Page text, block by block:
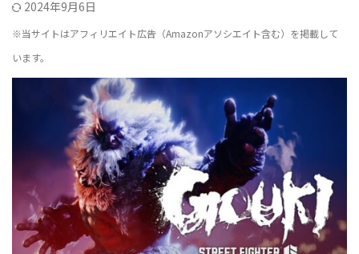
2024年9月6日
※当サイトはアフィリエイト広告（Amazonアソシエイト含む）を掲載して
います。